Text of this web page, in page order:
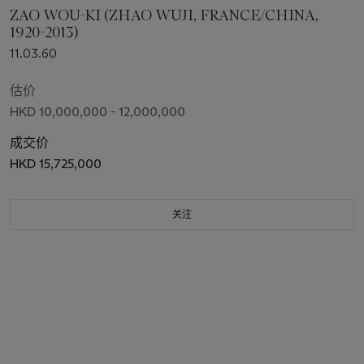
ZAO WOU-KI (ZHAO WUJI, FRANCE/CHINA,
1920-2013)
11.03.60
估价
HKD 10,000,000 - 12,000,000
成交价
HKD 15,725,000
关注